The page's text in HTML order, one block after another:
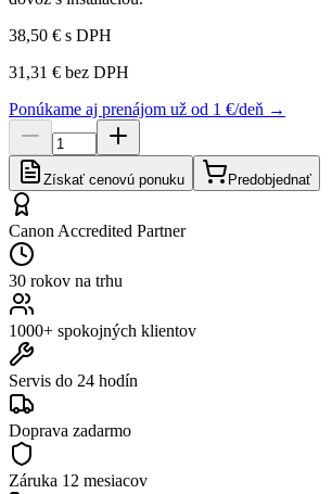
38,50 € s DPH
31,31 € bez DPH
Ponúkame aj prenájom už od 1 €/deň →
Získať cenovú ponuku Predobjednať
Canon Accredited Partner
30 rokov na trhu
1000+ spokojných klientov
Servis do 24 hodín
Doprava zadarmo
Záruka 12 mesiacov